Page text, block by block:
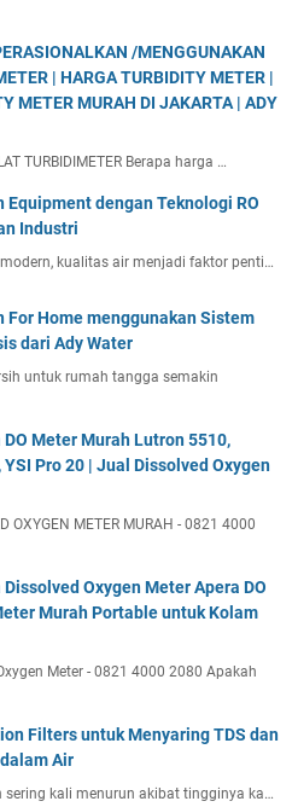
/MENGGUNAKAN
| HARGA TURBIDITY METER |
METER MURAH DI JAKARTA | ADY
TURBIDIMETER Berapa harga …
dengan Teknologi RO
Industri
kualitas air menjadi faktor penti…
For Home menggunakan Sistem
dari Ady Water
untuk rumah tangga semakin
DO Meter Murah Lutron 5510,
YSI Pro 20 | Jual Dissolved Oxygen
OXYGEN METER MURAH - 0821 4000
Oxygen Meter Apera DO
Murah Portable untuk Kolam
Meter - 0821 4000 2080 Apakah
Filters untuk Menyaring TDS dan
Air
sering kali menurun akibat tingginya ka…